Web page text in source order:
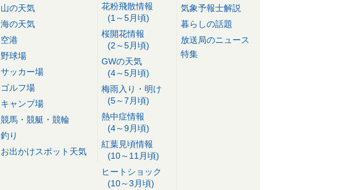
山の天気
海の天気
空港
野球場
サッカー場
ゴルフ場
キャンプ場
競馬・競艇・競輪
釣り
お出かけスポット天気
花粉飛散情報
(1～5月頃)
桜開花情報
(2～5月頃)
GWの天気
(4～5月頃)
梅雨入り・明け
(5～7月頃)
熱中症情報
(4～9月頃)
紅葉見頃情報
(10～11月頃)
ヒートショック
(10～3月頃)
気象予報士解説
暮らしの話題
放送局のニュース
特集